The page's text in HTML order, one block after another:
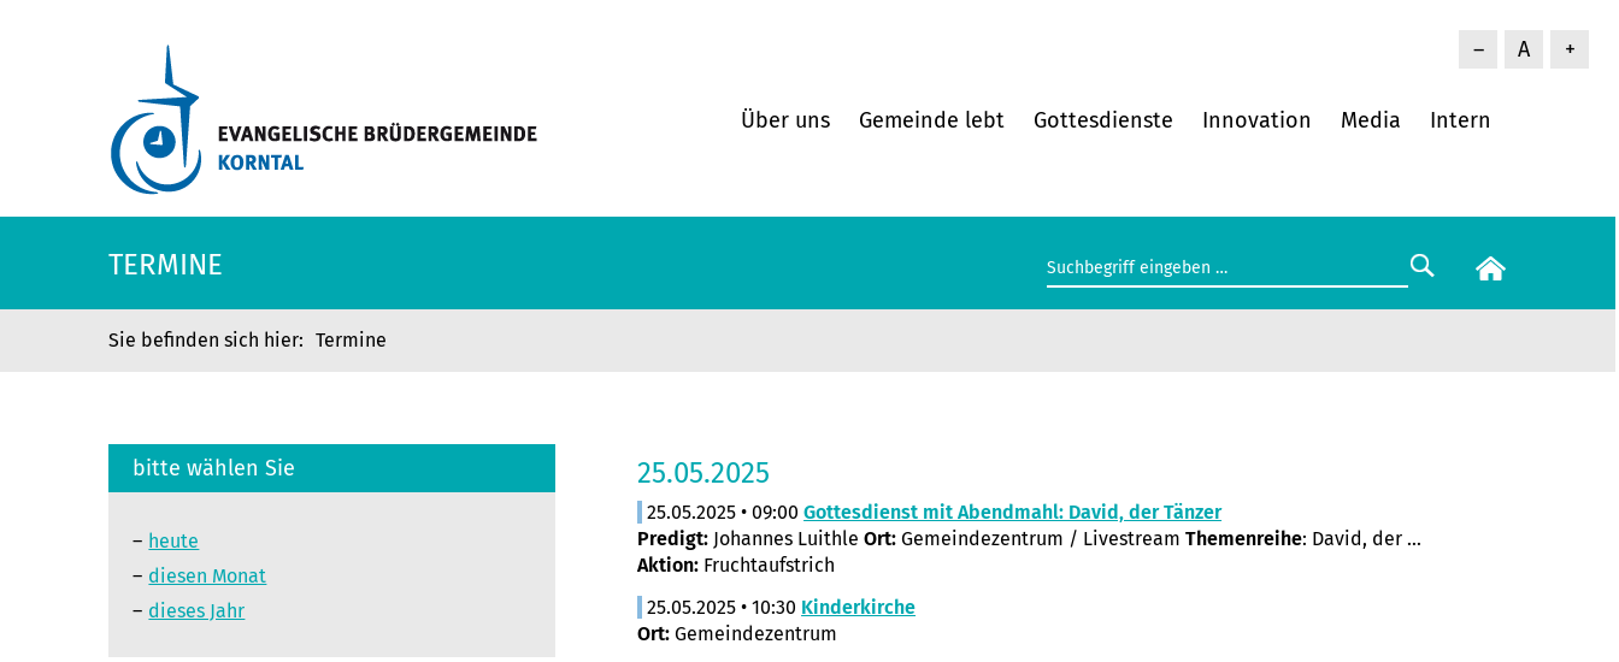
– A +
Über uns Gemeinde lebt Gottesdienste Innovation Media Intern
TERMINE
Termine
bitte wählen Sie
heute
diesen Monat
dieses Jahr
25.05.2025
25.05.2025 • 09:00 Gottesdienst mit Abendmahl: David, der Tänzer
Predigt: Johannes LuithleOrt:Gemeindezentrum / LivestreamThemenreihe: David, der ...
Aktion: Fruchtaufstrich
25.05.2025 • 10:30 Kinderkirche
Ort:Gemeindezentrum